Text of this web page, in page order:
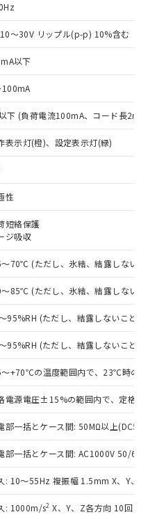
～30V リップル(p-p) 10%含む
以下
下 (負荷電流100mA、コード長2m
表示灯(橙)、設定表示灯(緑)
性
短絡保護
ジ吸収
70℃ (ただし、氷結、結露しない
85℃ (ただし、氷結、結露しない
95%RH (ただし、結露しないこと)
95%RH (ただし、結露しないこと)
+70℃の温度範囲内で、23℃時の
電源電圧±15%の範囲内で、定格
部一括とケース間: 50MΩ以上
部一括とケース間: AC1000V 50/
: 10～55Hz 複振幅 1.5mm X、Y、Z
: 1000m/s2 X、Y、Z各方向 10回
だき、同意のうえ
制御機器事業取扱
および標準価格
いただくもので
扱商品の中には、
となる商品もある
い。
価格照会結果は、
時点での社内デー
るものであり、閲
令（10物質）の
提供可能な商品で
（10物質）の非含
える予定のある
指令（10物質）の
対応品を出す予
指令（10物質）の
中または確認中の
など無形物で、有
商品です。
非含有部品として
明した場合などや
あります。
1000ppm以下、 カド
有率が中国RoHSの
示します。
有率が中国RoHSの
を示します。
社販売部門へお問
T26572)：
製品のうち、外国
法に定める商品
」という）を輸出
する場合は、日本